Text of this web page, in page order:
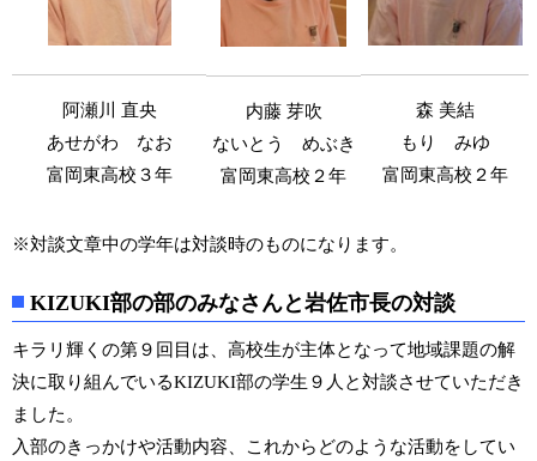
阿瀬川 直央
あせがわ なお
富岡東高校３年
内藤 芽吹
ないとう めぶき
富岡東高校２年
森 美結
もり みゆ
富岡東高校２年
※対談文章中の学年は対談時のものになります。
KIZUKI部の部のみなさんと岩佐市長の対談
キラリ輝くの第９回目は、高校生が主体となって地域課題の解
決に取り組んでいるKIZUKI部の学生９人と対談させていただき
ました。
入部のきっかけや活動内容、これからどのような活動をしてい